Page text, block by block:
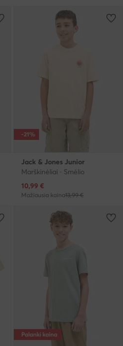
-21%
Jack & Jones Junior
Marškinėliai · Smėlio
Dabartinė kaina
10,99 €
Mažiausia kaina13,99 €
Palanki kaina